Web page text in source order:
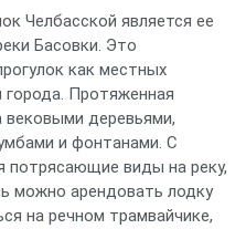
Челбасской является ее
Басовки. Это
как местных
города. Протяженная
вековыми деревьями,
и фонтанами. С
потрясающие виды на реку,
можно арендовать лодку
на речном трамвайчике,